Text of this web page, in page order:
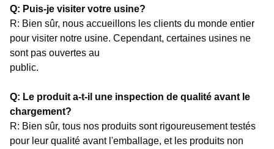
Q: Puis-je visiter votre usine?
R: Bien sûr, nous accueillons les clients du monde entier
pour visiter notre usine. Cependant, certaines usines ne
sont pas ouvertes au
public.
Q: Le produit a-t-il une inspection de qualité avant le
chargement?
R: Bien sûr, tous nos produits sont rigoureusement testés
pour leur qualité avant l'emballage, et les produits non